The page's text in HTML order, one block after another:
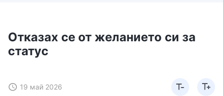
Отказах се от желанието си за
статус
19 май 2026